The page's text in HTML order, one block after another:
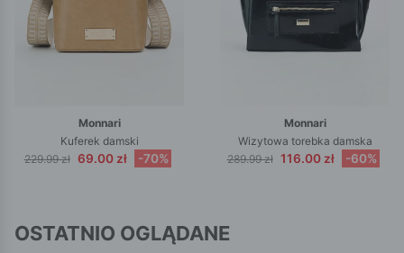
Monnari
Kuferek damski
229.99 zł 69.00 zł -70%
Monnari
Wizytowa torebka damska
289.99 zł 116.00 zł -60%
OSTATNIO OGLĄDANE